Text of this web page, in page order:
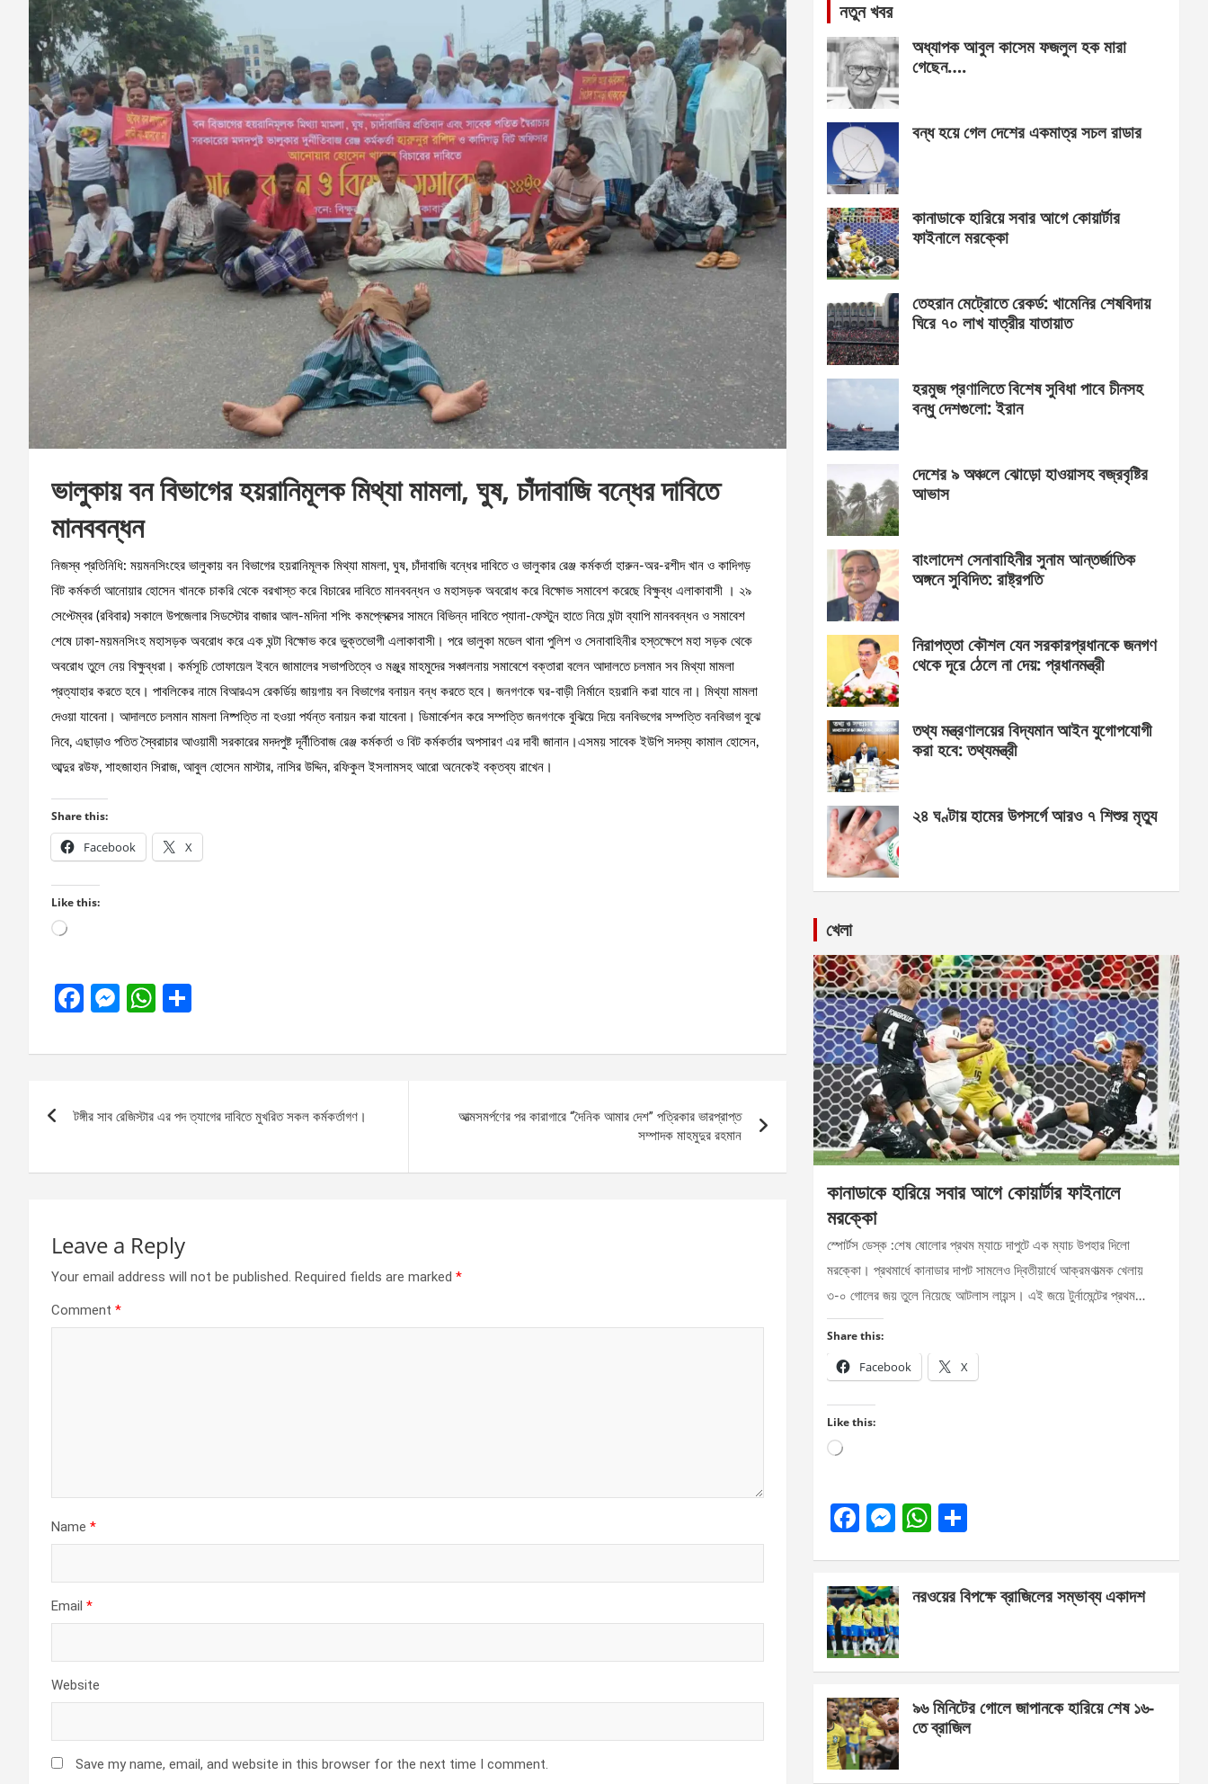
ভালুকায় বন বিভাগের হয়রানিমূলক মিথ্যা মামলা, ঘুষ, চাঁদাবাজি বন্ধের দাবিতে
মানববন্ধন
নিজস্ব প্রতিনিধি: ময়মনসিংহের ভালুকায় বন বিভাগের হয়রানিমূলক মিথ্যা মামলা, ঘুষ, চাঁদাবাজি বন্ধের দাবিতে ও ভালুকার রেঞ্জ কর্মকর্তা হারুন-অর-রশীদ খান ও কাদিগড়
বিট কর্মকর্তা আনোয়ার হোসেন খানকে চাকরি থেকে বরখাস্ত করে বিচারের দাবিতে মানববন্ধন ও মহাসড়ক অবরোধ করে বিক্ষোভ সমাবেশ করেছে বিক্ষুব্ধ এলাকাবাসী । ২৯
সেপ্টেম্বর (রবিবার) সকালে উপজেলার সিডস্টোর বাজার আল-মদিনা শপিং কমপ্লেক্সের সামনে বিভিন্ন দাবিতে প্যানা-ফেস্টুন হাতে নিয়ে ঘন্টা ব্যাপি মানববন্ধন ও সমাবেশ
শেষে ঢাকা-ময়মনসিংহ মহাসড়ক অবরোধ করে এক ঘন্টা বিক্ষোভ করে ভুক্তভোগী এলাকাবাসী। পরে ভালুকা মডেল থানা পুলিশ ও সেনাবাহিনীর হস্তক্ষেপে মহা সড়ক থেকে
অবরোধ তুলে নেয় বিক্ষুব্ধরা। কর্মসূচি তোফায়েল ইবনে জামালের সভাপতিত্বে ও মঞ্জুর মাহমুদের সঞ্চালনায় সমাবেশে বক্তারা বলেন আদালতে চলমান সব মিথ্যা মামলা
প্রত্যাহার করতে হবে। পাবলিকের নামে বিআরএস রেকর্ডিয় জায়গায় বন বিভাগের বনায়ন বন্ধ করতে হবে। জনগণকে ঘর-বাড়ী নির্মানে হয়রানি করা যাবে না। মিথ্যা মামলা
দেওয়া যাবেনা। আদালতে চলমান মামলা নিষ্পত্তি না হওয়া পর্যন্ত বনায়ন করা যাবেনা। ডিমার্কেশন করে সম্পত্তি জনগণকে বুঝিয়ে দিয়ে বনবিভগের সম্পত্তি বনবিভাগ বুঝে
নিবে, এছাড়াও পতিত স্বৈরাচার আওয়ামী সরকারের মদদপুষ্ট দূর্নীতিবাজ রেঞ্জ কর্মকর্তা ও বিট কর্মকর্তার অপসারণ এর দাবী জানান।এসময় সাবেক ইউপি সদস্য কামাল হোসেন,
আব্দুর রউফ, শাহজাহান সিরাজ, আবুল হোসেন মাস্টার, নাসির উদ্দিন, রফিকুল ইসলামসহ আরো অনেকেই বক্তব্য রাখেন।
Share this:
Facebook X
Like this:
Loading…
F
ce
o
k
M
se
g
W
at
A
p
ar
navigation
টঙ্গীর সাব রেজিস্টার এর পদ ত্যাগের দাবিতে মুখরিত সকল কর্মকর্তাগণ।
আত্মসমর্পণের পর কারাগারে “দৈনিক আমার দেশ” পত্রিকার ভারপ্রাপ্ত
সম্পাদক মাহমুদুর রহমান
Leave a Reply
Your email address will not be published. Required fields are marked *
Comment *
Name *
Email *
Website
Save my name, email, and website in this browser for the next time I comment.
নতুন খবর
অধ্যাপক আবুল কাসেম ফজলুল হক মারা
গেছেন….
বন্ধ হয়ে গেল দেশের একমাত্র সচল রাডার
কানাডাকে হারিয়ে সবার আগে কোয়ার্টার
ফাইনালে মরক্কো
তেহরান মেট্রোতে রেকর্ড: খামেনির শেষবিদায়
ঘিরে ৭০ লাখ যাত্রীর যাতায়াত
হরমুজ প্রণালিতে বিশেষ সুবিধা পাবে চীনসহ
বন্ধু দেশগুলো: ইরান
দেশের ৯ অঞ্চলে ঝোড়ো হাওয়াসহ বজ্রবৃষ্টির
আভাস
বাংলাদেশ সেনাবাহিনীর সুনাম আন্তর্জাতিক
অঙ্গনে সুবিদিত: রাষ্ট্রপতি
নিরাপত্তা কৌশল যেন সরকারপ্রধানকে জনগণ
থেকে দূরে ঠেলে না দেয়: প্রধানমন্ত্রী
তথ্য মন্ত্রণালয়ের বিদ্যমান আইন যুগোপযোগী
করা হবে: তথ্যমন্ত্রী
২৪ ঘণ্টায় হামের উপসর্গে আরও ৭ শিশুর মৃত্যু
খেলা
কানাডাকে হারিয়ে সবার আগে কোয়ার্টার ফাইনালে
মরক্কো
স্পোর্টস ডেস্ক :শেষ ষোলোর প্রথম ম্যাচে দাপুটে এক ম্যাচ উপহার দিলো
মরক্কো। প্রথমার্ধে কানাডার দাপট সামলেও দ্বিতীয়ার্ধে আক্রমণাত্মক খেলায়
৩-০ গোলের জয় তুলে নিয়েছে আটলাস লায়ন্স। এই জয়ে টুর্নামেন্টের প্রথম…
Share this:
Facebook X
Like this:
Loading…
F
b
o
o
k
M
n
g
er
W
s
e
নরওয়ের বিপক্ষে ব্রাজিলের সম্ভাব্য একাদশ
৯৬ মিনিটের গোলে জাপানকে হারিয়ে শেষ ১৬-
তে ব্রাজিল